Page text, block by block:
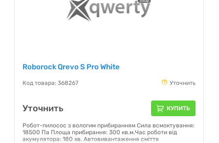
Roborock Qrevo S Pro White
Код товара: 368267 Уточнить
Уточнить КУПИТЬ
Робот-пилосос з вологим прибиранням Сила всмоктування:
18500 Па Площа прибирання: 300 кв.м.Час роботи від
акумулятора: 180 хв. Автовивантаження сміття